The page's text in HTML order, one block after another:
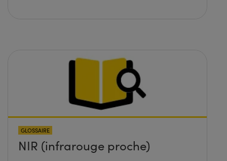
GLOSSAIRE
NIR (infrarouge proche)